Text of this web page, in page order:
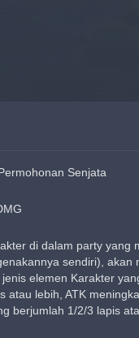
Senjata
di dalam party yang
sendiri), akan
elemen Karakter
atau lebih, ATK
berjumlah 1/2/3 lapis